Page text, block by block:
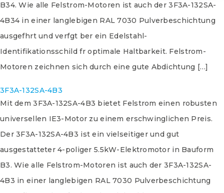
B34. Wie alle Felstrom-Motoren ist auch der 3F3A-132SA-
4B34 in einer langlebigen RAL 7030 Pulverbeschichtung
ausgefhrt und verfgt ber ein Edelstahl-
Identifikationsschild fr optimale Haltbarkeit. Felstrom-
Motoren zeichnen sich durch eine gute Abdichtung […]
3F3A-132SA-4B3
Mit dem 3F3A-132SA-4B3 bietet Felstrom einen robusten
universellen IE3-Motor zu einem erschwinglichen Preis.
Der 3F3A-132SA-4B3 ist ein vielseitiger und gut
ausgestatteter 4-poliger 5.5kW-Elektromotor in Bauform
B3. Wie alle Felstrom-Motoren ist auch der 3F3A-132SA-
4B3 in einer langlebigen RAL 7030 Pulverbeschichtung